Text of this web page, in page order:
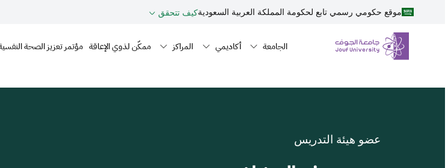
الجوف-جامعة الجوفإلى المحتوى الرئيسي
موقع حكومي رسمي تابع لحكومة المملكة العربية السعوديةكيف تتحقق
Primary
Main navigation
الجامعة أكاديمي المراكز ممكّن لذوي الإعاقة مؤتمر تعزيز الصحة النفسية
عضو هيئة التدريس